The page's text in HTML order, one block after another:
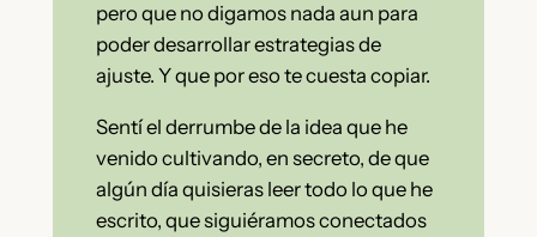
pero que no digamos nada aun para
poder desarrollar estrategias de
ajuste. Y que por eso te cuesta copiar.
Sentí el derrumbe de la idea que he
venido cultivando, en secreto, de que
algún día quisieras leer todo lo que he
escrito, que siguiéramos conectados